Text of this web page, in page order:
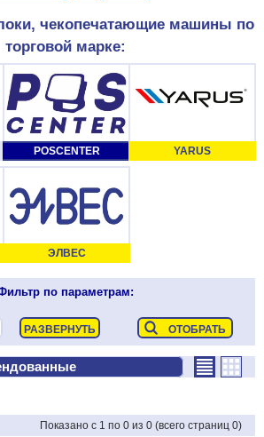
чекопечатающие машины по
торговой марке:
POSCENTER YARUS
ЭЛВЕС
по параметрам:
Показано с 1 по 0 из 0 (всего страниц 0)